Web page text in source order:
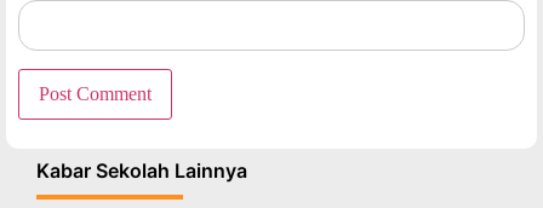
Kabar Sekolah Lainnya